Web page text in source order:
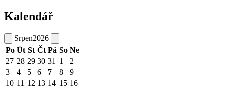
Kalendář
Srpen2026
Po Út St Čt Pá So Ne
27 28 29 30 31 1
2
3
4 5 6 7 8
9
10 11 12 13 14 15 16